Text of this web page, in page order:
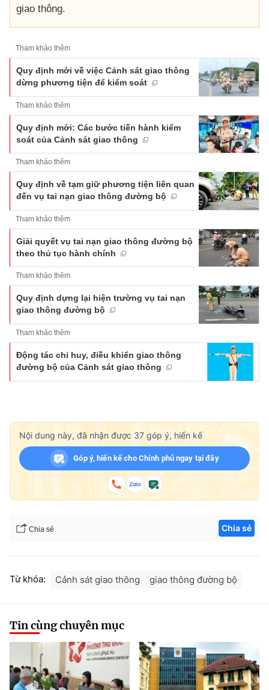
giao thông.
Tham khảo thêm
Quy định mới về việc Cảnh sát giao thông
dừng phương tiện để kiểm soát
Tham khảo thêm
Quy định mới: Các bước tiến hành kiểm
soát của Cảnh sát giao thông
Tham khảo thêm
Quy định về tạm giữ phương tiện liên quan
đến vụ tai nạn giao thông đường bộ
Tham khảo thêm
Giải quyết vụ tai nạn giao thông đường bộ
theo thủ tục hành chính
Tham khảo thêm
Quy định dựng lại hiện trường vụ tai nạn
giao thông đường bộ
Tham khảo thêm
Động tác chỉ huy, điều khiển giao thông
đường bộ của Cảnh sát giao thông
Nội dung này, đã nhận được 37 góp ý, hiến kế
Góp ý, hiến kế cho Chính phủ ngay tại đây
Chia sẻ Chia sẻ
Từ khóa: Cảnh sát giao thông giao thông đường bộ
Tin cùng chuyên mục